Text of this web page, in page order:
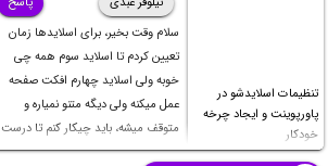
تنظیمات اسلایدشو در
پاورپوینت و ایجاد چرخه
خودکار
سلام وقت بخیر، برای اسلایدها زمان
تعیین کردم تا اسلاید سوم همه چی
خوبه ولی اسلاید چهارم افکت صفحه
عمل میکنه ولی دیگه متنو نمیاره و
متوقف میشه، باید چیکار کنم تا درست
بشه؟ تایم صفحات قبل تا شش ثانیه